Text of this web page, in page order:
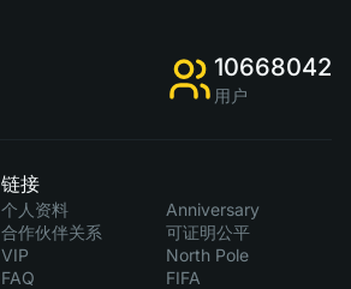
10668042
用户
链接
个人资料
合作伙伴关系
VIP
FAQ
Anniversary
可证明公平
North Pole
FIFA